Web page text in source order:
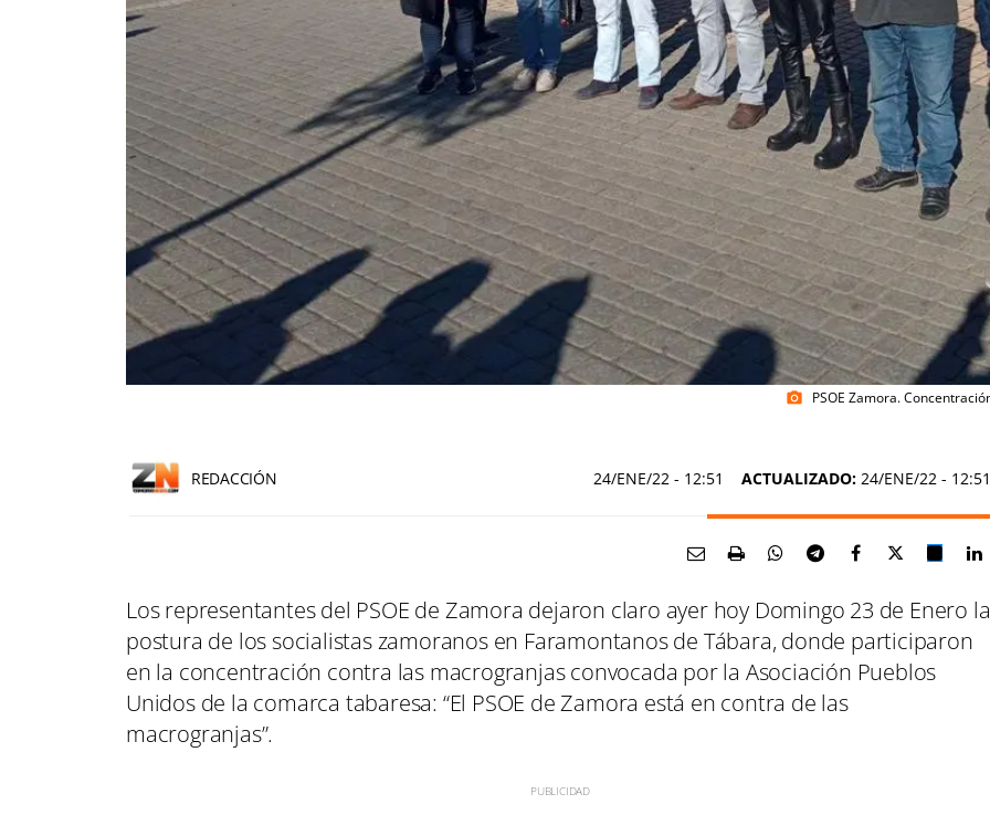
photo_camera PSOE Zamora.
REDACCIÓN 24/ENE/22 - 12:51 ACTUALIZADO: 24/ENE/22 - 12:51
Los representantes del PSOE de Zamora dejaron claro ayer hoy Domingo 23 de Enero la
postura de los socialistas zamoranos en Faramontanos de Tábara, donde participaron
en la concentración contra las macrogranjas convocada por la Asociación Pueblos
Unidos de la comarca tabaresa: “El PSOE de Zamora está en contra de las
macrogranjas”.